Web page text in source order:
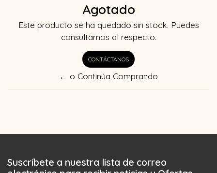
Agotado
Este producto se ha quedado sin stock. Puedes
consultarnos al respecto.
CONTÁCTANOS
← o Continúa Comprando
Suscríbete a nuestra lista de correo